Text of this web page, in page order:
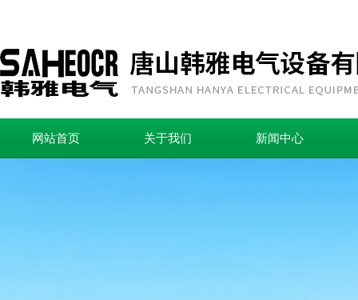
网站首页 关于我们 新闻中心